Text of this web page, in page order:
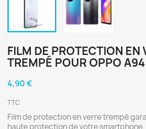
FILM DE PROTECTION EN
TREMPÉ POUR OPPO A94
4,90 €
TTC
Film de protection en verre trempé
haute protection de votre smartphone.